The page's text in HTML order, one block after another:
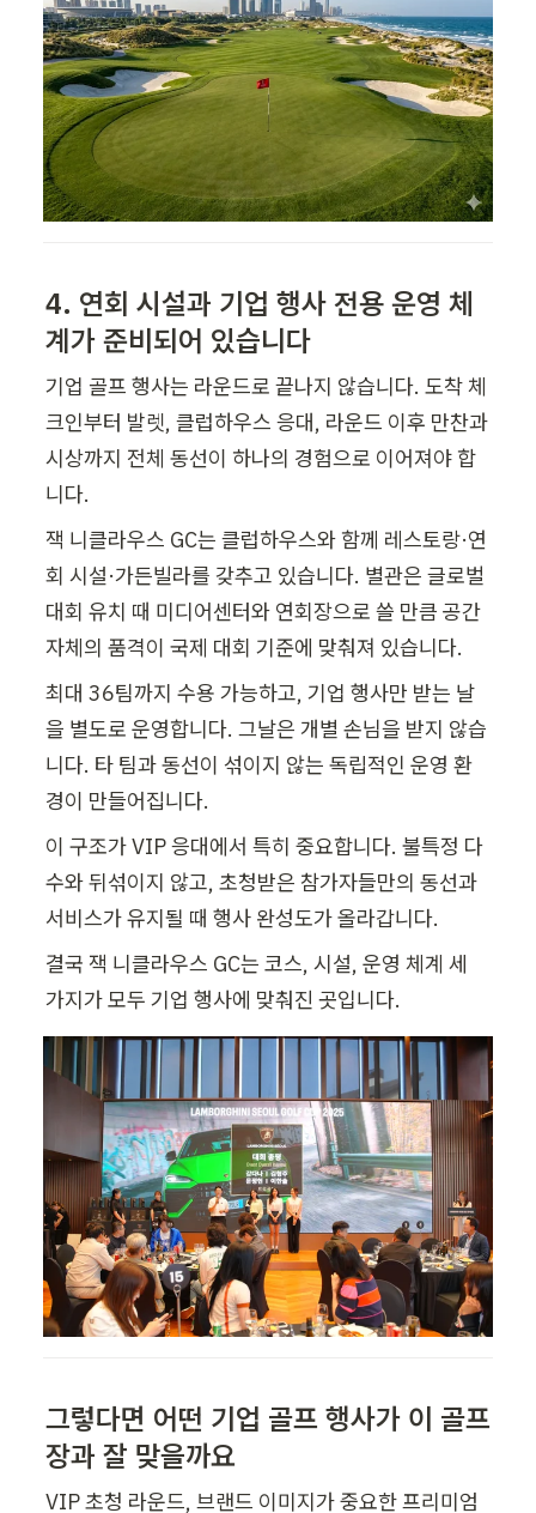
4. 연회 시설과 기업 행사 전용 운영 체
계가 준비되어 있습니다
기업 골프 행사는 라운드로 끝나지 않습니다. 도착 체
크인부터 발렛, 클럽하우스 응대, 라운드 이후 만찬과
시상까지 전체 동선이 하나의 경험으로 이어져야 합
니다.
잭 니클라우스 GC는 클럽하우스와 함께 레스토랑·연
회 시설·가든빌라를 갖추고 있습니다. 별관은 글로벌
대회 유치 때 미디어센터와 연회장으로 쓸 만큼 공간
자체의 품격이 국제 대회 기준에 맞춰져 있습니다.
최대 36팀까지 수용 가능하고, 기업 행사만 받는 날
을 별도로 운영합니다. 그날은 개별 손님을 받지 않습
니다. 타 팀과 동선이 섞이지 않는 독립적인 운영 환
경이 만들어집니다.
이 구조가 VIP 응대에서 특히 중요합니다. 불특정 다
수와 뒤섞이지 않고, 초청받은 참가자들만의 동선과
서비스가 유지될 때 행사 완성도가 올라갑니다.
결국 잭 니클라우스 GC는 코스, 시설, 운영 체계 세
가지가 모두 기업 행사에 맞춰진 곳입니다.
그렇다면 어떤 기업 골프 행사가 이 골프
장과 잘 맞을까요
VIP 초청 라운드, 브랜드 이미지가 중요한 프리미엄